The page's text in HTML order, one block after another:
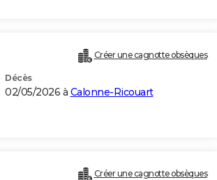
Créer une cagnotte obsèques
Décès
02/05/2026 à Calonne-Ricouart
Créer une cagnotte obsèques